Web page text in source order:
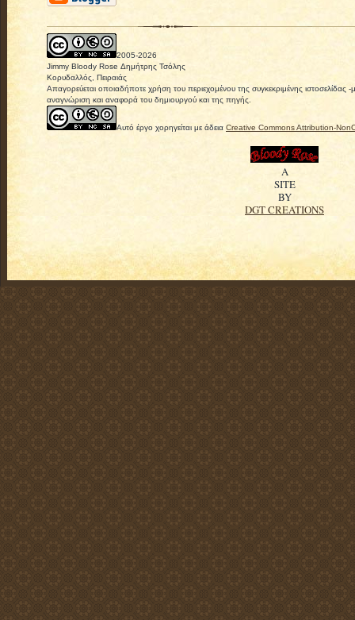
2005-2026
Jimmy Bloody Rose Δημήτρης Τσόλης
Κορυδαλλός, Πειραιάς
Απαγορεύεται οποιαδήποτε χρήση του περιεχομένου της συγκεκριμένης
αναγνώριση και αναφορά του δημιουργού και της πηγής.
Αυτό έργο χορηγείται με άδεια Creative Commons Attribution-
A
SITE
BY
DGT CREATIONS